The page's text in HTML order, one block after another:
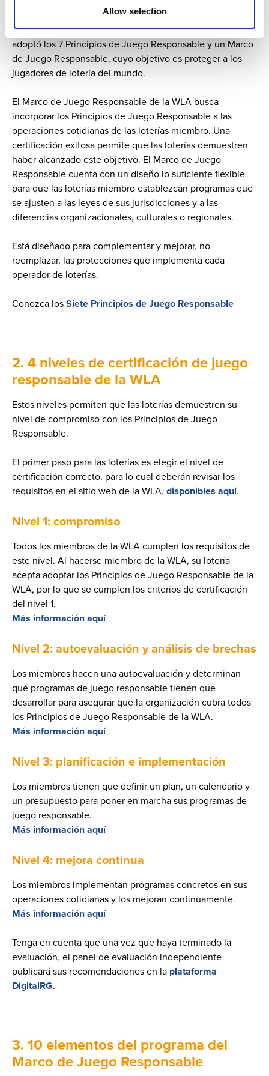
Allow selection
aumentan sus ventas y devuelven a las buenas causas,
además de facilitar el juego responsable. En 2006, la WLA
adoptó los 7 Principios de Juego Responsable y un Marco
de Juego Responsable, cuyo objetivo es proteger a los
jugadores de lotería del mundo.
El Marco de Juego Responsable de la WLA busca
incorporar los Principios de Juego Responsable a las
operaciones cotidianas de las loterías miembro. Una
certificación exitosa permite que las loterías demuestren
haber alcanzado este objetivo. El Marco de Juego
Responsable cuenta con un diseño lo suficiente flexible
para que las loterías miembro establezcan programas que
se ajusten a las leyes de sus jurisdicciones y a las
diferencias organizacionales, culturales o regionales.
Está diseñado para complementar y mejorar, no
reemplazar, las protecciones que implementa cada
operador de loterías.
Conozca losSiete Principios de Juego Responsable
2. 4 niveles de certificación de juego
responsable de la WLA
Estos niveles permiten que las loterías demuestren su
nivel de compromiso con los Principios de Juego
Responsable.
El primer paso para las loterías es elegir el nivel de
certificación correcto, para lo cual deberán revisar los
requisitos en el sitio web de la WLA, disponibles aquí.
Nivel 1: compromiso
Todos los miembros de la WLA cumplen los requisitos de
este nivel. Al hacerse miembro de la WLA, su lotería
acepta adoptar los Principios de Juego Responsable de la
WLA, por lo que se cumplen los criterios de certificación
del nivel 1.
Más información aquí
Nivel 2: autoevaluación y análisis de brechas
Los miembros hacen una autoevaluación y determinan
qué programas de juego responsable tienen que
desarrollar para asegurar que la organización cubra todos
los Principios de Juego Responsable de la WLA.
Más información aquí
Nivel 3: planificación e implementación
Los miembros tienen que definir un plan, un calendario y
un presupuesto para poner en marcha sus programas de
juego responsable.
Más información aquí
Nivel 4: mejora continua
Los miembros implementan programas concretos en sus
operaciones cotidianas y los mejoran continuamente.
Más información aquí
Tenga en cuenta que una vez que haya terminado la
evaluación, el panel de evaluación independiente
publicará sus recomendaciones en la plataforma
DigitalRG.
3. 10 elementos del programa del
Marco de Juego Responsable